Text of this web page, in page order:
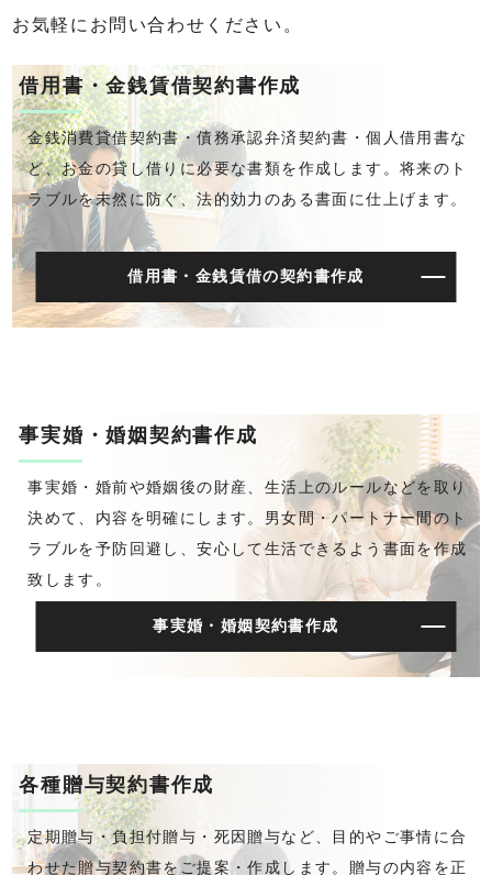
お気軽にお問い合わせください。
借用書・金銭賃借契約書作成
金銭消費貸借契約書・債務承認弁済契約書・個人借用書な
ど、お金の貸し借りに必要な書類を作成します。将来のト
ラブルを未然に防ぐ、法的効力のある書面に仕上げます。
借用書・金銭賃借の契約書作成
事実婚・婚姻契約書作成
事実婚・婚前や婚姻後の財産、生活上のルールなどを取り
決めて、内容を明確にします。男女間・パートナー間のト
ラブルを予防回避し、安心して生活できるよう書面を作成
致します。
事実婚・婚姻契約書作成
各種贈与契約書作成
定期贈与・負担付贈与・死因贈与など、目的やご事情に合
わせた贈与契約書をご提案・作成します。贈与の内容を正